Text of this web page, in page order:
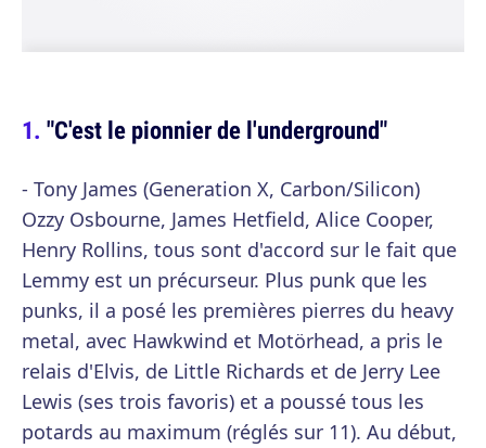
"C'est le pionnier de l'underground"
- Tony James (Generation X, Carbon/Silicon)
Ozzy Osbourne, James Hetfield, Alice Cooper,
Henry Rollins, tous sont d'accord sur le fait que
Lemmy est un précurseur. Plus punk que les
punks, il a posé les premières pierres du heavy
metal, avec Hawkwind et Motörhead, a pris le
relais d'Elvis, de Little Richards et de Jerry Lee
Lewis (ses trois favoris) et a poussé tous les
potards au maximum (réglés sur 11). Au début,